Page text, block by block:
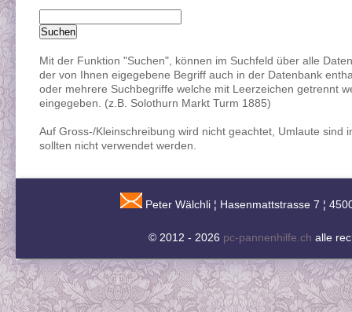
Mit der Funktion "Suchen", können im Suchfeld über alle
der von Ihnen eigegebene Begriff auch in der Datenbank
oder mehrere Suchbegriffe welche mit Leerzeichen getrennt
eingegeben. (z.B. Solothurn Markt Turm 1885)
Auf Gross-/Kleinschreibung wird nicht geachtet, Umlaute sind
sollten nicht verwendet werden.
Peter Wälchli ¦ Hasenmattstrasse 7 ¦
© 2012 - 2026 pc-pannenhilfe.ch alle